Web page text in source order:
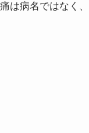
は病名ではなく、